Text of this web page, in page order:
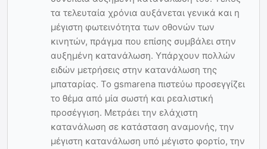
τα τελευταία χρόνια αυξάνεται γενικά και η
μέγιστη φωτεινότητα των οθονών των
κινητών, πράγμα που επίσης συμβάλει στην
αυξημένη κατανάλωση. Υπάρχουν πολλών
ειδών μετρήσεις στην κατανάλωση της
μπαταρίας. Το gsmarena πιστεύω προσεγγίζει
το θέμα από μία σωστή και ρεαλιστική
προσέγγιση. Μετράει την ελάχιστη
κατανάλωση σε κατάσταση αναμονής, την
μέγιστη κατανάλωση υπό μέγιστο φορτίο, την